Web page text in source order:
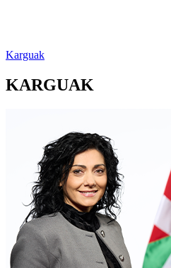
Karguak
KARGUAK